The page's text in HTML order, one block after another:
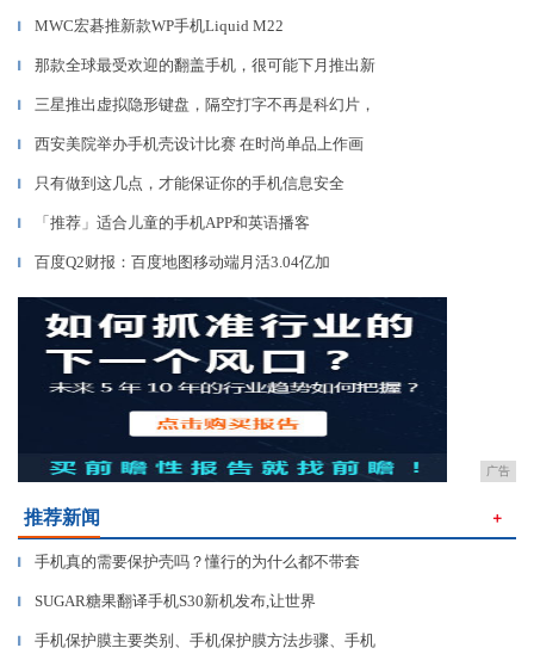
▎ MWC宏碁推新款WP手机Liquid M22
▎ 那款全球最受欢迎的翻盖手机，很可能下月推出新
▎ 三星推出虚拟隐形键盘，隔空打字不再是科幻片，
▎ 西安美院举办手机壳设计比赛 在时尚单品上作画
▎ 只有做到这几点，才能保证你的手机信息安全
▎ 「推荐」适合儿童的手机APP和英语播客
▎ 百度Q2财报：百度地图移动端月活3.04亿加
广告
推荐新闻 ＋
▎ 手机真的需要保护壳吗？懂行的为什么都不带套
▎ SUGAR糖果翻译手机S30新机发布,让世界
▎ 手机保护膜主要类别、手机保护膜方法步骤、手机